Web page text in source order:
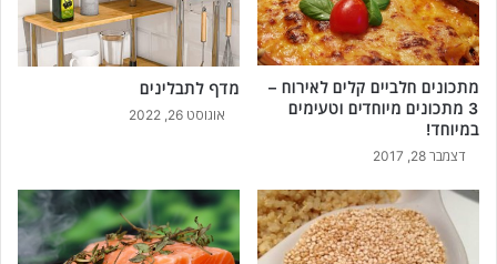
מתכונים חלביים קלים לאירוח –
3 מתכונים מיוחדים וטעימים
במיוחד!
דצמבר 28, 2017
מדף לתבלינים
אוגוסט 26, 2022